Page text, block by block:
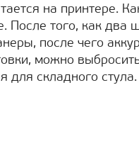
на принтере.
После того, как два
после чего
можно
для складного